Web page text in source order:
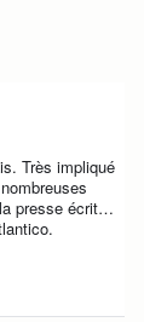
Très impliqué
presse écrite. Il